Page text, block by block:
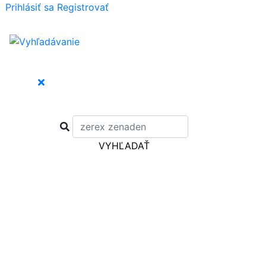
Prihlásiť sa Registrovať
VYHĽADAŤ